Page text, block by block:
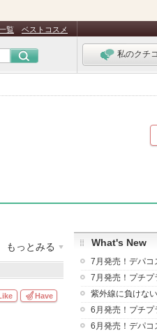
覧 ベストコスメ
私のクチ
もっとみる
Have
What's New
7月発売！デパコ
7月発売！プチプ
紫外線に負けな
6月発売！プチプ
6月発売！デパコ